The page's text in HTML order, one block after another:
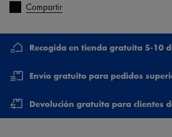
Compartir
Recogida en tienda gratuita 5-10
Envío gratuito para pedidos
Devolución gratuita para clientes